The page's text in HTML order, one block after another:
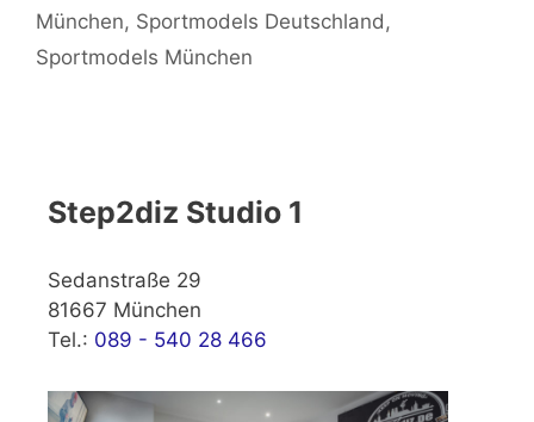
München, Sportmodels Deutschland,
Sportmodels München
Step2diz Studio 1
Sedanstraße 29
81667 München
Tel.: 089 - 540 28 466